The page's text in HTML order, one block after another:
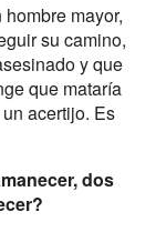
mayor,
su camino,
y que
que mataría
acertijo. Es
dos